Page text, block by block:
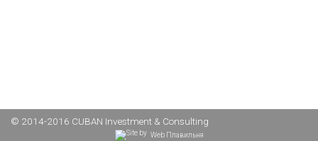
© 2014-2016 CUBAN Investment & Consulting
Web Плавильня